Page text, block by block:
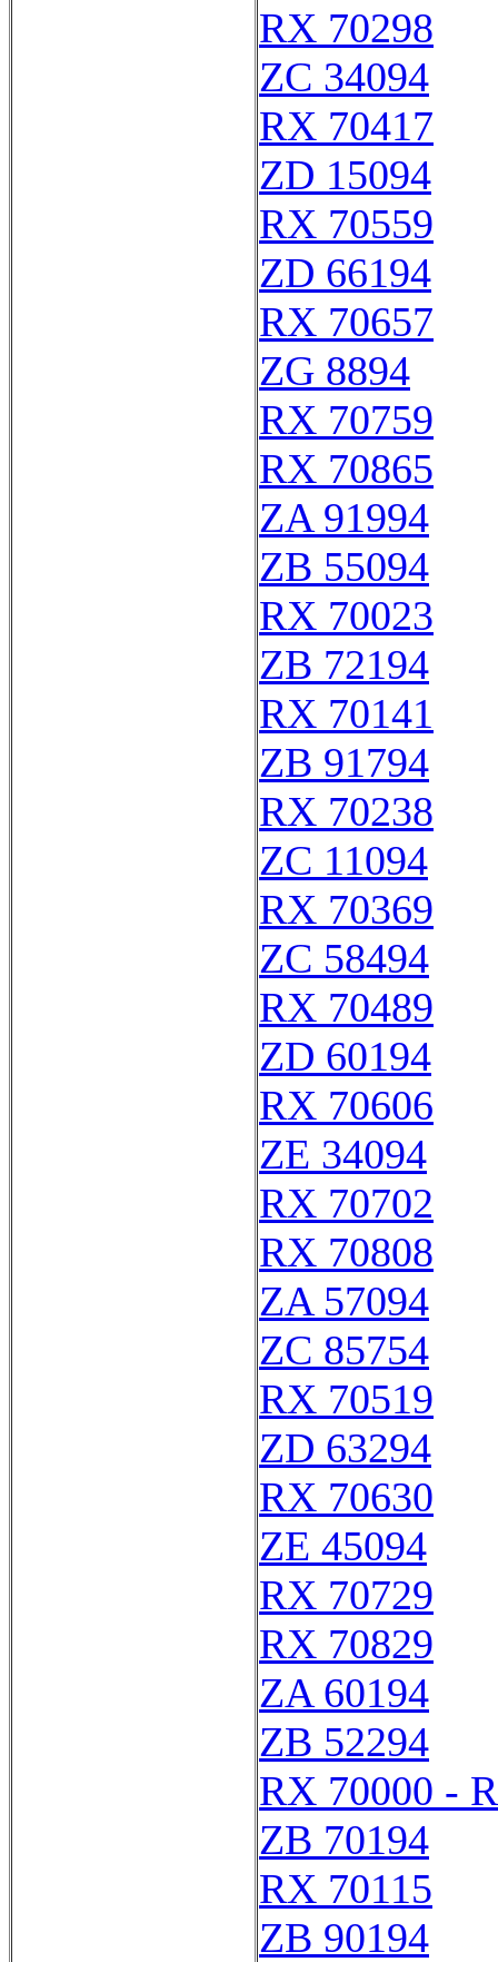
RX 70298
ZC 34094
RX 70417
ZD 15094
RX 70559
ZD 66194
RX 70657
ZG 8894
RX 70759
RX 70865
ZA 91994
ZB 55094
RX 70023
ZB 72194
RX 70141
ZB 91794
RX 70238
ZC 11094
RX 70369
ZC 58494
RX 70489
ZD 60194
RX 70606
ZE 34094
RX 70702
RX 70808
ZA 57094
ZC 85754
RX 70519
ZD 63294
RX 70630
ZE 45094
RX 70729
RX 70829
ZA 60194
ZB 52294
RX 70000 -
ZB 70194
RX 70115
ZB 90194